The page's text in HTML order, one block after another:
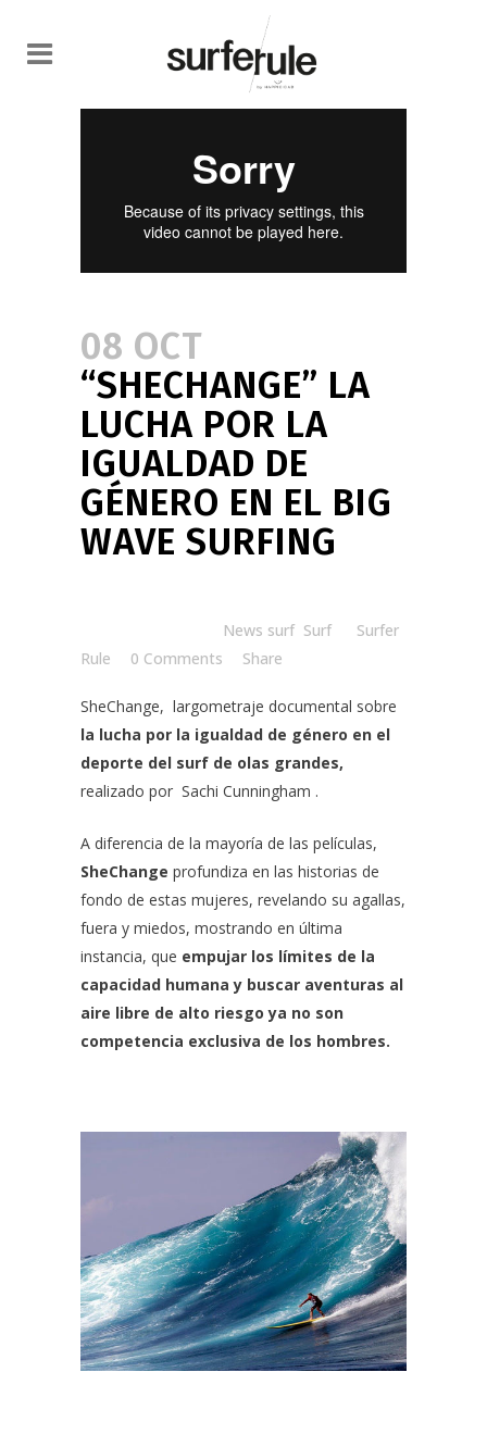
08 OCT
“SHECHANGE” LA
LUCHA POR LA
IGUALDAD DE
GÉNERO EN EL BIG
WAVE SURFING
News surf Surf
Surfer
Rule
0 Comments Share
SheChange, largometraje documental sobre
la lucha por la igualdad de género en el
deporte del surf de olas grandes,
realizado por Sachi Cunningham .
A diferencia de la mayoría de las películas,
SheChange profundiza en las historias de
fondo de estas mujeres, revelando su agallas,
fuera y miedos, mostrando en última
instancia, que empujar los límites de la
capacidad humana y buscar aventuras al
aire libre de alto riesgo ya no son
competencia exclusiva de los hombres.